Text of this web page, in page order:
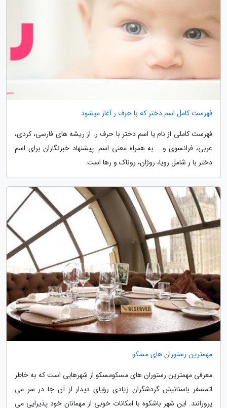
فهرست کامل اسم دختر که با حرف ر آغاز میشود
فهرست کاملی از نام یا اسم دختر با حرف ر. از ریشه های فارسی، کردی،
عربی، فرانسوی و... به همراه معنی اسم. پیشنهاد خبرنگاران برای اسم
دختر با ر شامل رویا، روژان، روناک و رها است.
مهمترین رستوران های مسکو
معرفی مهمترین رستوران های مسکومسکو از شهرهایی است که به خاطر
اتمسفر باستانیش گردشگران زیادی رؤیای دیدار از آن جا در سر می
پرورانند. این شهر باشکوه با امکانات خوبی از مهمانان خود پذیرایی می